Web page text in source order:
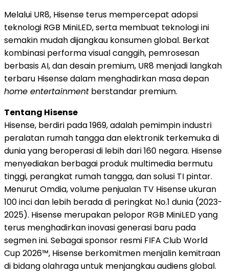
Melalui UR8, Hisense terus mempercepat adopsi
teknologi RGB MiniLED, serta membuat teknologi ini
semakin mudah dijangkau konsumen global. Berkat
kombinasi performa visual canggih, pemrosesan
berbasis AI, dan desain premium, UR8 menjadi langkah
terbaru Hisense dalam menghadirkan masa depan
home entertainment berstandar premium.
Tentang Hisense
Hisense, berdiri pada 1969, adalah pemimpin industri
peralatan rumah tangga dan elektronik terkemuka di
dunia yang beroperasi di lebih dari 160 negara. Hisense
menyediakan berbagai produk multimedia bermutu
tinggi, perangkat rumah tangga, dan solusi TI pintar.
Menurut Omdia, volume penjualan TV Hisense ukuran
100 inci dan lebih berada di peringkat No.1 dunia (2023-
2025). Hisense merupakan pelopor RGB MiniLED yang
terus menghadirkan inovasi generasi baru pada
segmen ini. Sebagai sponsor resmi FIFA Club World
Cup 2026™, Hisense berkomitmen menjalin kemitraan
di bidang olahraga untuk menjangkau audiens global.